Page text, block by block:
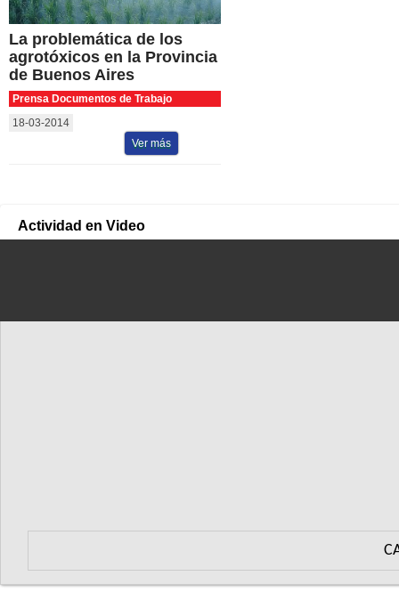
La problemática de los
agrotóxicos en la Provincia
de Buenos Aires
Prensa Documentos de Trabajo
18-03-2014
Ver más
Actividad en Video